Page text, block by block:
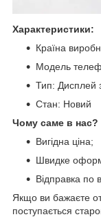
Характеристики:
Країна
Модель
Тип: Дисплей
Стан: Новий
Чому саме в нас?
Вигідна ціна;
Швидке
Відправка по
Якщо ви бажаєте
поступається